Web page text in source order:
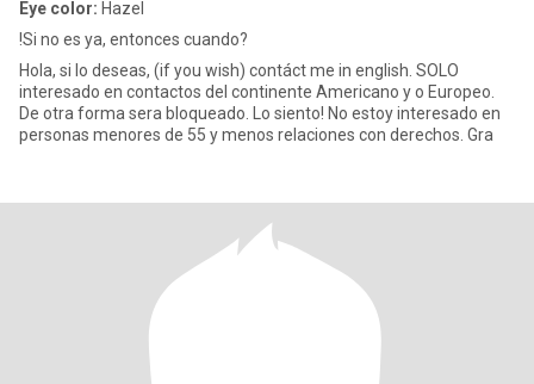
Eye color: Hazel
!Si no es ya, entonces cuando?
Hola, si lo deseas, (if you wish) contáct me in english. SOLO
interesado en contactos del continente Americano y o Europeo.
De otra forma sera bloqueado. Lo siento! No estoy interesado en
personas menores de 55 y menos relaciones con derechos. Gra